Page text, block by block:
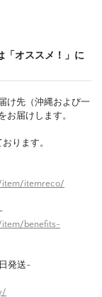
オススメ！」に
け先（沖縄および一
お届けします。
ります。
item/itemreco/
item/benefits-
発送-